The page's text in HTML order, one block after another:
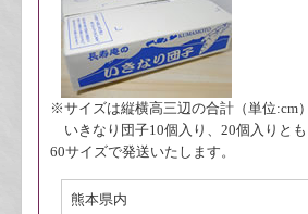
※サイズは縦横高三辺の合計（単位:cm）
いきなり団子10個入り、20個入りとも
60サイズで発送いたします。
熊本県内